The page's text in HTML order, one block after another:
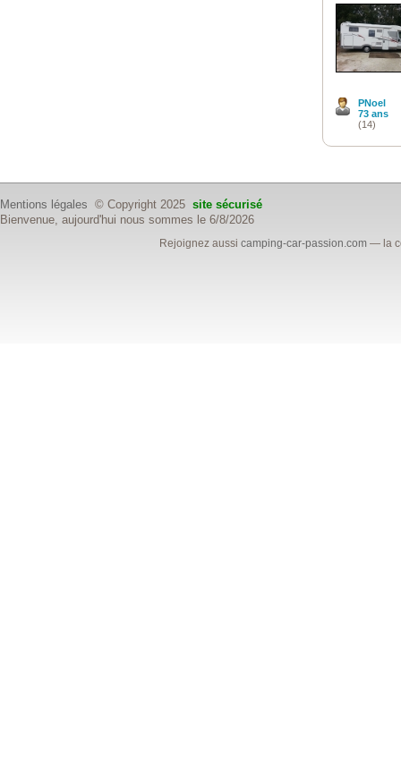
PNoel
73 ans
(14)
Mentions légales © Copyright 2025 site sécurisé
Bienvenue, aujourd'hui nous sommes le 6/8/2026
Rejoignez aussicamping-car-passion.com — la